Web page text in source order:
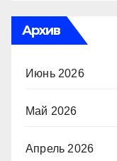
Архив
Июнь 2026
Май 2026
Апрель 2026